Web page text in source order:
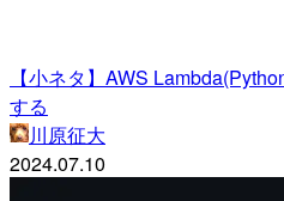
【小ネタ】AWS
する
川原征大
2024.07.10